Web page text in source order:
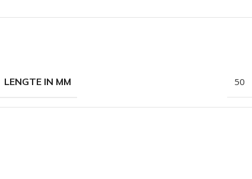
LENGTE IN MM 50